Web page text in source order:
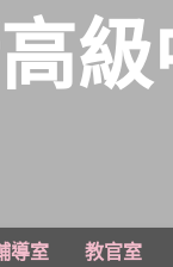
導室 教官室